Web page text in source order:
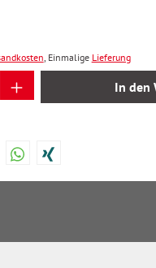
, Einmalige Lieferung
Gib denIn den